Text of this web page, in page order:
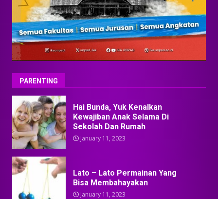
PARENTING
Hai Bunda, Yuk Kenalkan
Kewajiban Anak Selama Di
Sekolah Dan Rumah
January 11, 2023
Lato – Lato Permainan Yang
Bisa Membahayakan
January 11, 2023